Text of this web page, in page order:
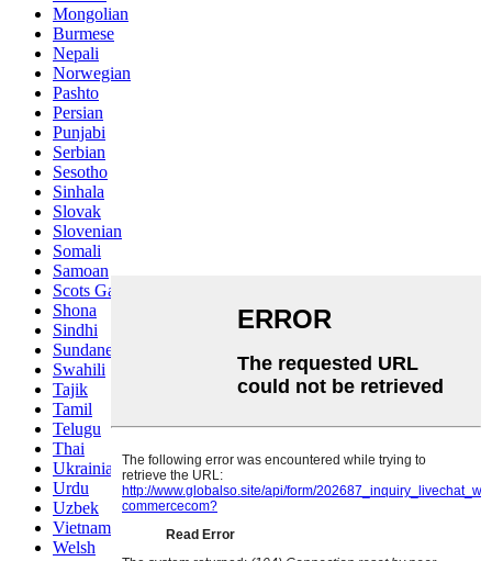
Mongolian
Burmese
Nepali
Norwegian
Pashto
Persian
Punjabi
Serbian
Sesotho
Sinhala
Slovak
Slovenian
Somali
Samoan
Scots Gaelic
Shona
Sindhi
Sundanese
Swahili
Tajik
Tamil
Telugu
Thai
Ukrainian
Urdu
Uzbek
Vietnamese
Welsh